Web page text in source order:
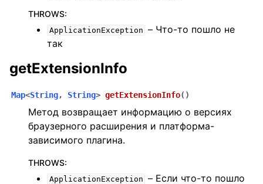
THROWS:
ApplicationException – Что-то пошло не
так
getExtensionInfo
Map<String, String> getExtensionInfo( )
Метод возвращает информацию о версиях
браузерного расширения и платформа-
зависимого плагина.
THROWS:
ApplicationException – Если что-то пошло